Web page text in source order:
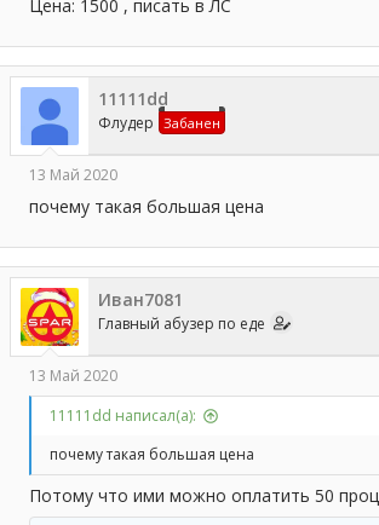
Цена: 1500 , писать в ЛС
11111dd
Флудер Забанен
13 Май 2020
почему такая большая цена
Иван7081
Главный абузер по еде
13 Май 2020
11111dd написал(а):
почему такая большая цена
Потому что ими можно оплатить 50